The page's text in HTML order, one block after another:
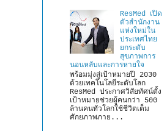
ResMed เปิด
ตัวสำนักงาน
แห่งใหม่ใน
ประเทศไทย
ยกระดับ
สุขภาพการ
นอนหลับและการหายใจ
พร้อมมุ่งสู่เป้าหมายปี 2030
ด้วยเทคโนโลยีระดับโลก
ResMed ประกาศวิสัยทัศน์ตั้ง
เป้าหมายช่วยผู้คนกว่า 500
ล้านคนทั่วโลกใช้ชีวิตเต็ม
ศักยภาพภาย...